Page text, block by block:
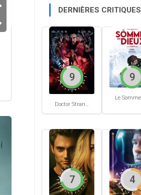
DERNIÈRES CRITIQUES
Doctor Strange in the Multiverse of Madness
9 9
7 4